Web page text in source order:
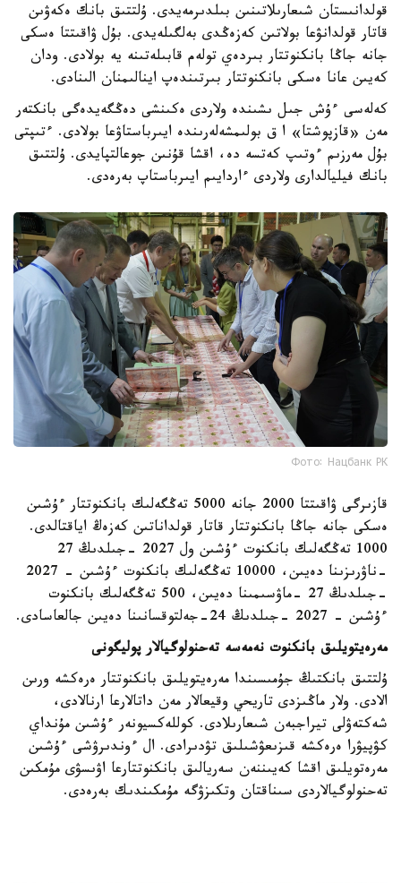
قولدانىستان شىعارىلاتىنىن بىلدىرمەيدى. ۇلتتىق بانك ەكەۋىن
قاتار قولدانۋعا بولاتىن كەزەڭدى بەلگىلەيدى. بۇل ۋاقىتتا ەسكى
جانە جاڭا بانكنوتتار بىردەي تولەم قابىلەتىنە يە بولادى. ودان
كەيىن عانا ەسكى بانكنوتتار بىرتىندەپ اينالىمنان الىنادى.
كەلەسى ءۇش جىل ىشىندە ولاردى ەكىنشى دەڭگەيدەگى بانكتەر
مەن «قازپوشتا» ا ق بولىمشەلەرىندە ايىرباستاۋعا بولادى. ءتىپتى
بۇل مەرزىم ءوتىپ كەتسە دە، اقشا قۇنىن جوعالتپايدى. ۇلتتىق
بانك فيليالدارى ولاردى ءاردايىم ايىرباستاپ بەرەدى.
Фото: Нацбанк РК
قازىرگى ۋاقىتتا 2000 جانە 5000 تەڭگەلىك بانكنوتتار ءۇشىن
ەسكى جانە جاڭا بانكنوتتار قاتار قولداناتىن كەزەڭ اياقتالدى.
1000 تەڭگەلىك بانكنوت ءۇشىن ول 2027 -جىلدىڭ 27
-ناۋرىزىنا دەيىن، 10000 تەڭگەلىك بانكنوت ءۇشىن - 2027
-جىلدىڭ 27 -ماۋسىمىنا دەيىن، 500 تەڭگەلىك بانكنوت
ءۇشىن - 2027 -جىلدىڭ 24-جەلتوقسانىنا دەيىن جالعاسادى.
مەرەيتويلىق بانكنوت نەمەسە تەحنولوگيالار پوليگونى
ۇلتتىق بانكتىڭ جۇمىسىندا مەرەيتويلىق بانكنوتتار ەرەكشە ورىن
الادى. ولار ماڭىزدى تاريحي وقيعالار مەن داتالارعا ارنالادى،
شەكتەۋلى تيراجبەن شىعارىلادى. كوللەكسيونەر ءۇشىن مۇنداي
كۋپيۋرا ەرەكشە قىزىعۋشىلىق تۋدىرادى. ال ءوندىرۋشى ءۇشىن
مەرەتويلىق اقشا كەيىننەن سەريالىق بانكنوتتارعا اۋىسۋى مۇمكىن
تەحنولوگيالاردى سىناقتان وتكىزۋگە مۇمكىندىك بەرەدى.